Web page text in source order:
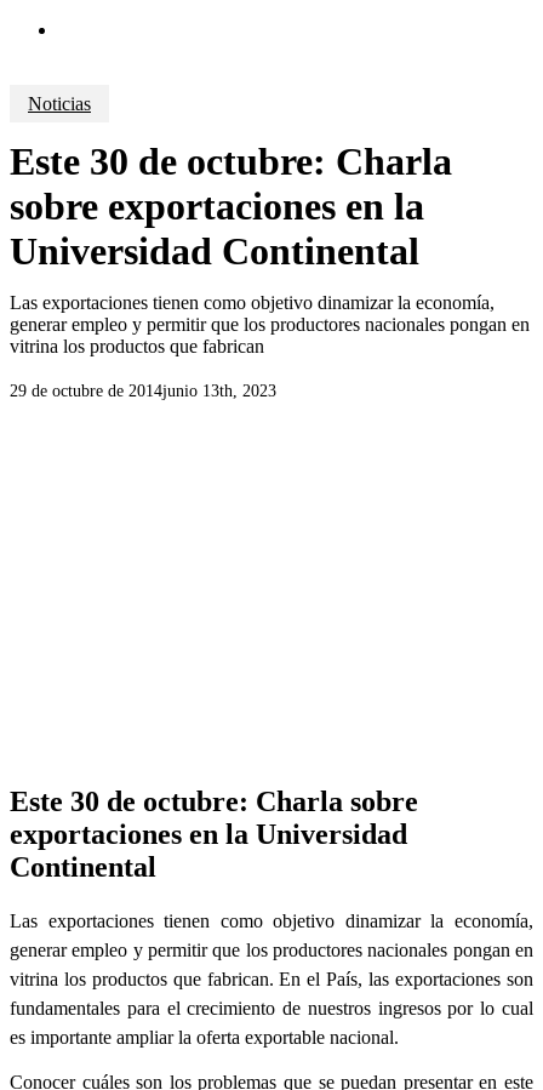
Noticias
Este 30 de octubre: Charla
sobre exportaciones en la
Universidad Continental
Las exportaciones tienen como objetivo dinamizar la economía,
generar empleo y permitir que los productores nacionales pongan en
vitrina los productos que fabrican
29 de octubre de 2014junio 13th, 2023
Este 30 de octubre: Charla sobre
exportaciones en la Universidad
Continental
Las exportaciones tienen como objetivo dinamizar la economía,
generar empleo y permitir que los productores nacionales pongan en
vitrina los productos que fabrican. En el País, las exportaciones son
fundamentales para el crecimiento de nuestros ingresos por lo cual
es importante ampliar la oferta exportable nacional.
Conocer cuáles son los problemas que se puedan presentar en este